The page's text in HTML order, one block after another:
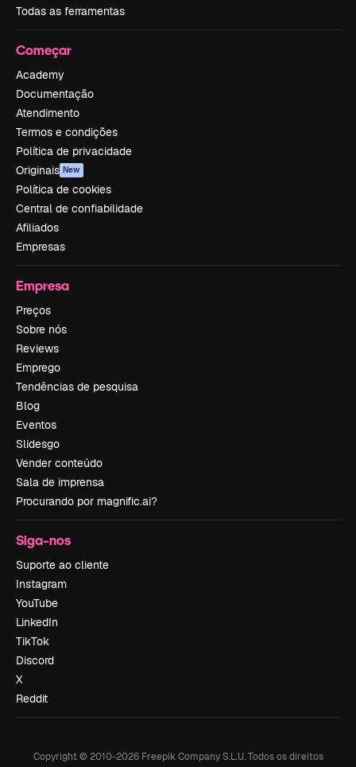
Todas as ferramentas
Começar
Academy
Documentação
Atendimento
Termos e condições
Política de privacidade
Originais New
Política de cookies
Central de confiabilidade
Afiliados
Empresas
Empresa
Preços
Sobre nós
Reviews
Emprego
Tendências de pesquisa
Blog
Eventos
Slidesgo
Vender conteúdo
Sala de imprensa
Procurando por magnific.ai?
Siga-nos
Suporte ao cliente
Instagram
YouTube
LinkedIn
TikTok
Discord
X
Reddit
Copyright © 2010-2026Freepik Company S.L.U. Todos os direitos